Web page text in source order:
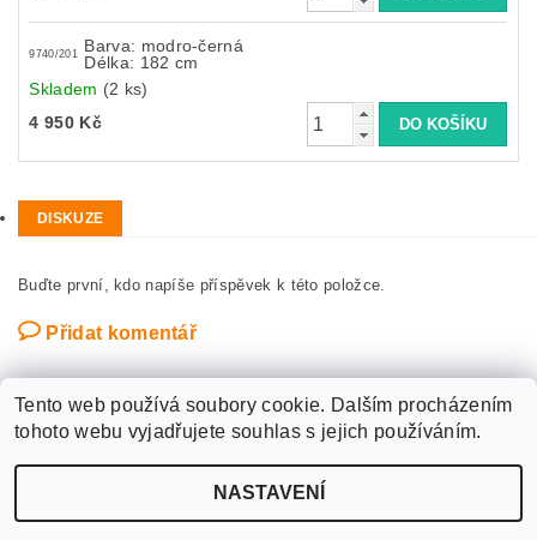
9740/201
Barva: modro-černá
Délka: 182 cm
Skladem (2 ks)
4 950 Kč
DISKUZE
Buďte první, kdo napíše příspěvek k této položce.
Přidat komentář
WANTED SPORT PARDUBICE , všechna práva vyhrazena
cookies
Tento web používá soubory cookie. Dalším procházením
tohoto webu vyjadřujete souhlas s jejich používáním.
NASTAVENÍ